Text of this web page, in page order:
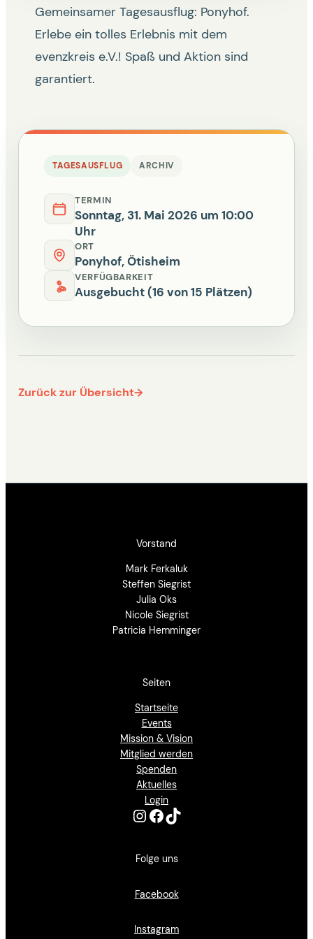
Gemeinsamer Tagesausflug: Ponyhof.
Erlebe ein tolles Erlebnis mit dem
evenzkreis e.V.! Spaß und Aktion sind
garantiert.
TAGESAUSFLUG ARCHIV
TERMIN
Sonntag, 31. Mai 2026 um 10:00
Uhr
ORT
Ponyhof, Ötisheim
VERFÜGBARKEIT
Ausgebucht (16 von 15 Plätzen)
Zurück zur Übersicht→
Vorstand
Mark Ferkaluk
Steffen Siegrist
Julia Oks
Nicole Siegrist
Patricia Hemminger
Seiten
Startseite
Events
Mission & Vision
Mitglied werden
Spenden
Aktuelles
Login
Instagram
Facebook
TikTok
Folge uns
Facebook
Instagram